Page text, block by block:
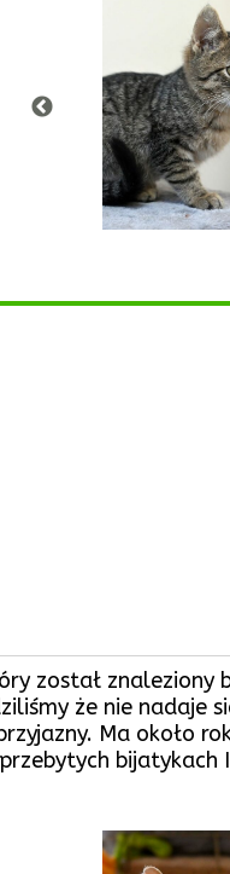
został znaleziony
że nie nadaje
Ma około